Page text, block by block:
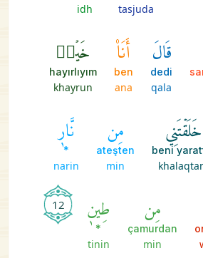
tasjuda
idh
قَالَ
dedi
qala
أَنَا۠
ben
ana
خَيۡرٞ
hayırlıyım
khayrun
خَلَقۡتَنِي
beni
مِن
ateşten
min
نَّارٖ
*
narin
مِن
çamurdan
min
طِينٖ
*
tinin
12